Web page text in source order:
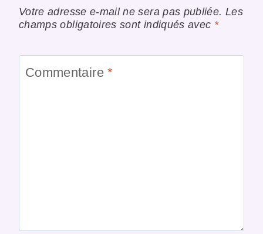
Votre adresse e-mail ne sera pas publiée. Les
champs obligatoires sont indiqués avec *
Commentaire*